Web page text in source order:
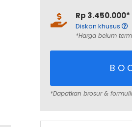
Rp 3.450.000*
Diskon khusus
*Harga belum
B O
*Dapatkan brosur &